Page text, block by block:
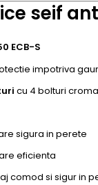
seif
ECB-S
impotriva
cu 4 bolturi
sigura in perete
eficienta
comod si sigur in